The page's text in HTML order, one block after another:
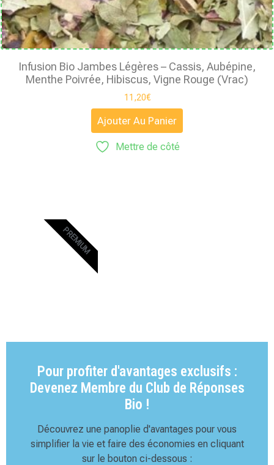
Infusion Bio Jambes Légères – Cassis, Aubépine,
Menthe Poivrée, Hibiscus, Vigne Rouge (Vrac)
11,20€
Ajouter Au Panier
Mettre de côté
Pour profiter d'avantages exclusifs :
Devenez Membre du Club de Réponses
Bio !
Découvrez une panoplie d'avantages pour vous
simplifier la vie et faire des économies en cliquant
sur le bouton ci-dessous :
PREMIUM